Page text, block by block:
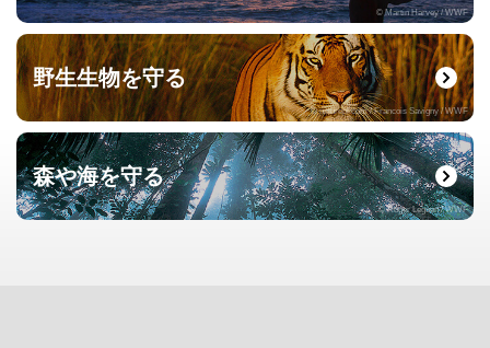
© Martin Harvey / WWF
野生生物を守る
© naturepl.com / Francois Savigny / WWF
森や海を守る
© Roger Leguen / WWF